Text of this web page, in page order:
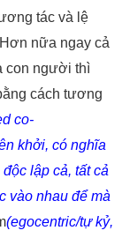
tác và lệ
nữa ngay cả
con người thì
cách tương
co-
khởi, có nghĩa
lập cả, tất cả
vào nhau để mà
(egocentric/tự kỷ,